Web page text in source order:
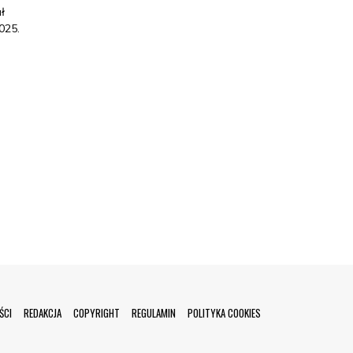
REDAKCJA COPYRIGHT REGULAMIN POLITYKA COOKIES